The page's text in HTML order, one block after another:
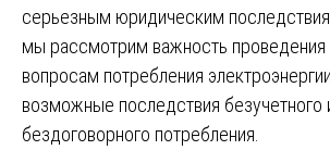
серьезным юридическим
мы рассмотрим важность проведения
вопросам потребления
возможные последствия безучетного
бездоговорного потребления.